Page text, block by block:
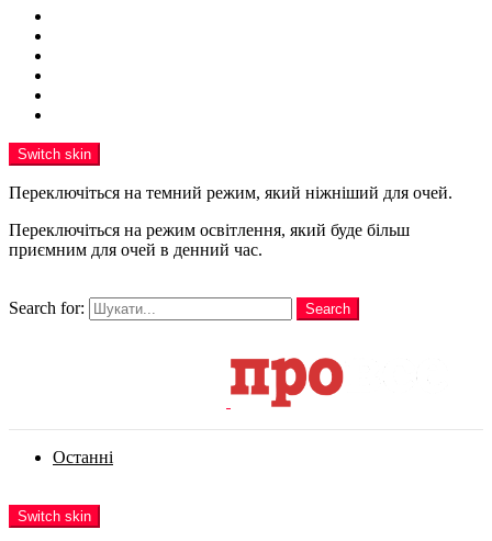
Switch skin
Переключіться на темний режим, який ніжніший для очей.
Переключіться на режим освітлення, який буде більш
приємним для очей в денний час.
Search for:
Search
Останні
Switch skin